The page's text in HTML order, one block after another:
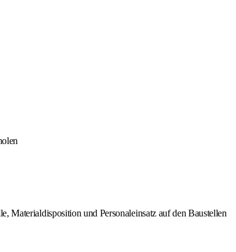
Materialdisposition und Personaleinsatz auf den Baustellen